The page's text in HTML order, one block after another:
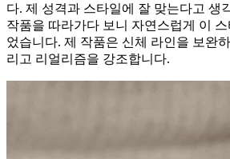
다. 제 성격과 스타일에 잘 맞는다고 생
작품을 따라가다 보니 자연스럽게 이
었습니다. 제 작품은 신체 라인을 보완
리고 리얼리즘을 강조합니다.